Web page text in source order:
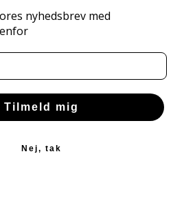
nyhedsbrev med
Tilmeld mig
Nej, tak